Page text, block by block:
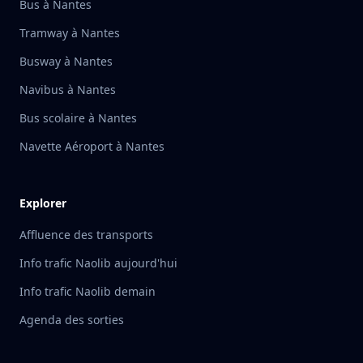
Bus à Nantes
Tramway à Nantes
Busway à Nantes
Navibus à Nantes
Bus scolaire à Nantes
Navette Aéroport à Nantes
Explorer
Affluence des transports
Info trafic Naolib aujourd'hui
Info trafic Naolib demain
Agenda des sorties